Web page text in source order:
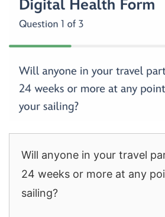
Will anyone in your travel
24 weeks or more at any
sailing?